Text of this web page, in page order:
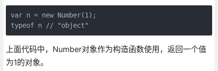
var n = new Number(1);
上面代码中，Number对象作为构造函数使用，返回一个值
为1的对象。